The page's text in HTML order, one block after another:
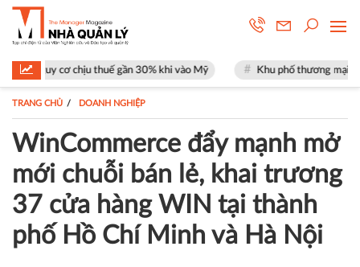
gần 30% khi vào Mỹ Khu phố thương mại SOHO tại The Global
TRANG CHỦ DOANH NGHIỆP
WinCommerce đẩy mạnh mở